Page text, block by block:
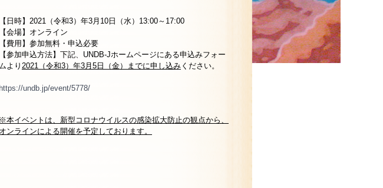
【日時】2021（令和3）年3月10日（水）13:00～17:00
【会場】オンライン
【費用】参加無料・申込必要
【参加申込方法】下記、UNDB-Jホームページにある申込みフォー
より 2021（令和3）年3月5日（金）までに申し込み ください。
https://undb.jp/event/5778/
※本イベントは、新型コロナウイルスの感染拡大防止の観点から、
オンラインによる開催を予定しております。